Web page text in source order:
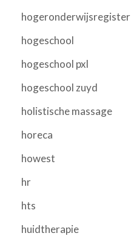
hogeronderwijsregister
hogeschool
hogeschool pxl
hogeschool zuyd
holistische massage
horeca
howest
hr
hts
huidtherapie